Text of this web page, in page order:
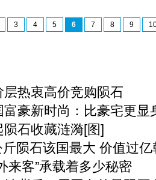
3 4 5 6 7 8 9
热衷高价竞购陨石
豪新时尚：比豪宅更显
石收藏涟漪[图]
陨石该国最大 价值过亿
来客”承载着多少秘密